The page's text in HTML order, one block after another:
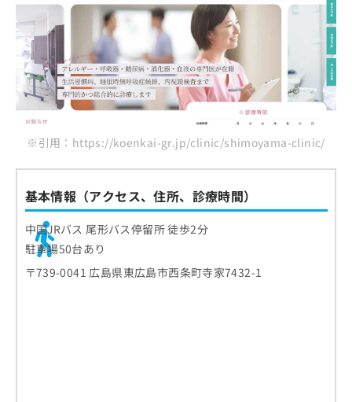
※引用：https://koenkai-gr.jp/clinic/shimoyama-clinic/
基本情報（アクセス、住所、診療時間）
中国JRバス 尾形バス停留所 徒歩2分
駐車場50台あり
〒739-0041 広島県東広島市西条町寺家7432-1